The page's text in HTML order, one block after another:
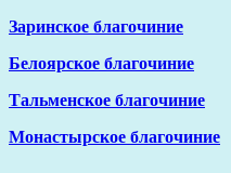
Заринское благочиние
Белоярское благочиние
Тальменское благочиние
Монастырское благочиние